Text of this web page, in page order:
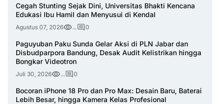
Cegah Stunting Sejak Dini, Universitas Bhakti Kencana
Edukasi Ibu Hamil dan Menyusui di Kendal
Agustus 07, 2026 ... 0
Paguyuban Paku Sunda Gelar Aksi di PLN Jabar dan
Disbudparpora Bandung, Desak Audit Kelistrikan hingga
Bongkar Videotron
Juli 30, 2026 ... 0
Bocoran iPhone 18 Pro dan Pro Max: Desain Baru, Baterai
Lebih Besar, hingga Kamera Kelas Profesional